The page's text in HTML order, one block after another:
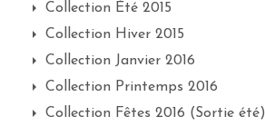
Collection Été 2015
Collection Hiver 2015
Collection Janvier 2016
Collection Printemps 2016
Collection Fêtes 2016 (Sortie été)